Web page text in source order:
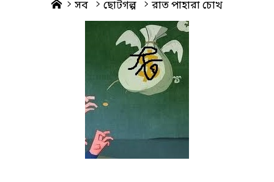
Home
সব ছোটগল্প রাত পাহারা চোখ